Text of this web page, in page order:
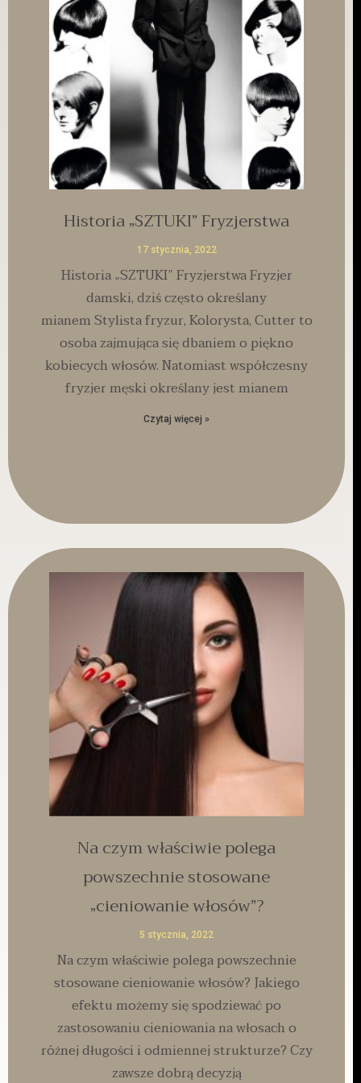
Historia „SZTUKI” Fryzjerstwa
17 stycznia, 2022
Historia „SZTUKI” Fryzjerstwa Fryzjer
damski, dziś często określany
mianem Stylista fryzur, Kolorysta, Cutter to
osoba zajmująca się dbaniem o piękno
kobiecych włosów. Natomiast współczesny
fryzjer męski określany jest mianem
Czytaj więcej »
Na czym właściwie polega
powszechnie stosowane
„cieniowanie włosów”?
5 stycznia, 2022
Na czym właściwie polega powszechnie
stosowane cieniowanie włosów? Jakiego
efektu możemy się spodziewać po
zastosowaniu cieniowania na włosach o
różnej długości i odmiennej strukturze? Czy
zawsze dobrą decyzją